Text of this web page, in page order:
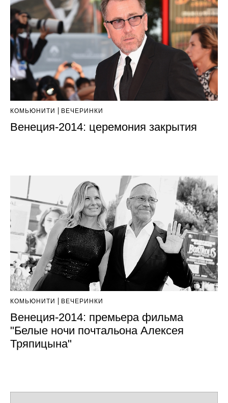
КОМЬЮНИТИ ВЕЧЕРИНКИ
Венеция-2014: церемония закрытия
КОМЬЮНИТИ ВЕЧЕРИНКИ
Венеция-2014: премьера фильма
"Белые ночи почтальона Алексея
Тряпицына"